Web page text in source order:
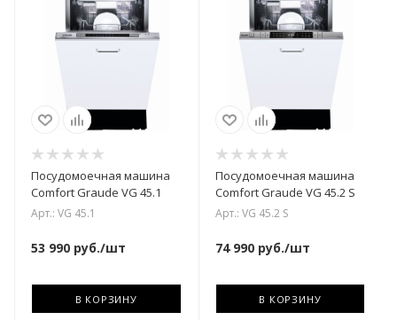
Посудомоечная машина
Comfort Graude VG 45.1
Арт.: VG 45.1
53 990 руб./шт
В КОРЗИНУ
Посудомоечная машина
Comfort Graude VG 45.2 S
Арт.: VG 45.2 S
74 990руб./шт
В КОРЗИНУ